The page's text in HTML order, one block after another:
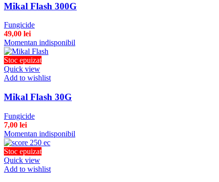
Mikal Flash 300G
Fungicide
49,00 lei
Momentan indisponibil
Stoc epuizat
Quick view
Add to wishlist
Mikal Flash 30G
Fungicide
7,00 lei
Momentan indisponibil
Stoc epuizat
Quick view
Add to wishlist